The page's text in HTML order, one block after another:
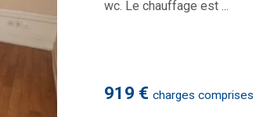
919 € charges comprises
wc. Le chauffage est ...